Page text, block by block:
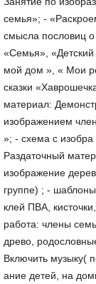
семья»; -
смысла пословиц
«Семья»,
мой дом », « Мои
сказки
материал:
изображением
»; - схема с изобра
Раздаточный
изображение
группе) ; -
клей ПВА,
работа: члены
древо,
Включить музыку(
ание детей, на